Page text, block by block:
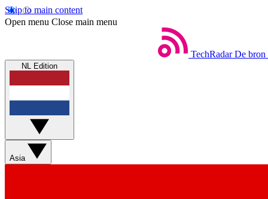
Skip to main content
Open menu Close main menu
TechRadar De bron
NL Edition
Asia